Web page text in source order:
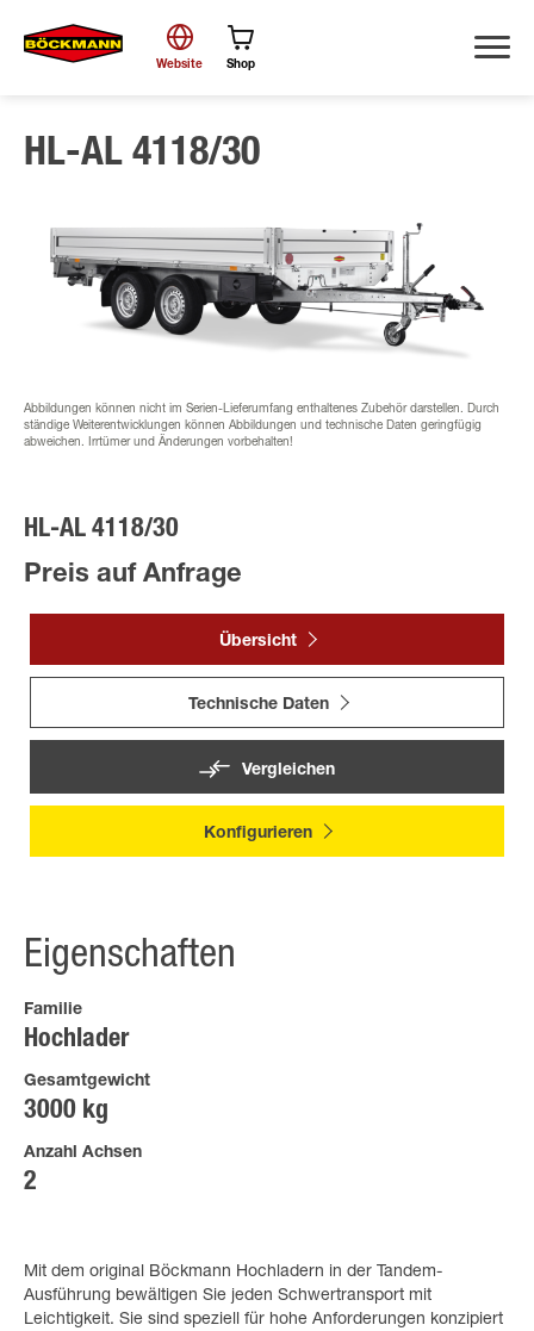
Suche
Website Shop
HL-AL 4118/30
Abbildungen können nicht im Serien-Lieferumfang enthaltenes Zubehör darstellen. Durch
ständige Weiterentwicklungen können Abbildungen und technische Daten geringfügig
abweichen. Irrtümer und Änderungen vorbehalten!
HL-AL 4118/30
Preis auf Anfrage
Übersicht
Technische Daten
Vergleichen
Konfigurieren
Eigenschaften
Familie
Hochlader
Gesamtgewicht
3000 kg
Anzahl Achsen
2
Mit dem original Böckmann Hochladern in der Tandem-
Ausführung bewältigen Sie jeden Schwertransport mit
Leichtigkeit. Sie sind speziell für hohe Anforderungen konzipiert